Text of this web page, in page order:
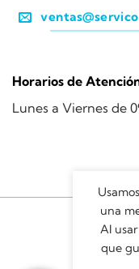
Horarios de
Lunes a Viernes de
una
Al
que